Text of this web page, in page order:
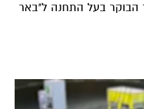
הבוקר בעל התחנה ל"באר